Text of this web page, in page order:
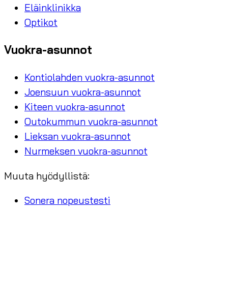
Eläinklinikka
Optikot
Vuokra-asunnot
Kontiolahden vuokra-asunnot
Joensuun vuokra-asunnot
Kiteen vuokra-asunnot
Outokummun vuokra-asunnot
Lieksan vuokra-asunnot
Nurmeksen vuokra-asunnot
Muuta hyödyllistä:
Sonera nopeustesti